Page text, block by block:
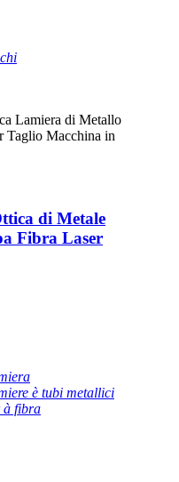
di Metale
Fibra Laser
è tubi metallici
à fibra